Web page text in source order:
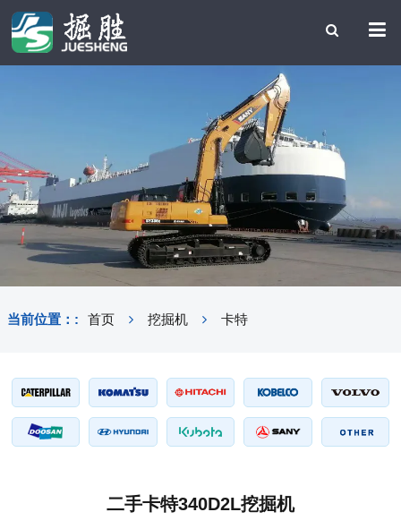
当前位置：: 首页 挖掘机 卡特
二手卡特340D2L挖掘机